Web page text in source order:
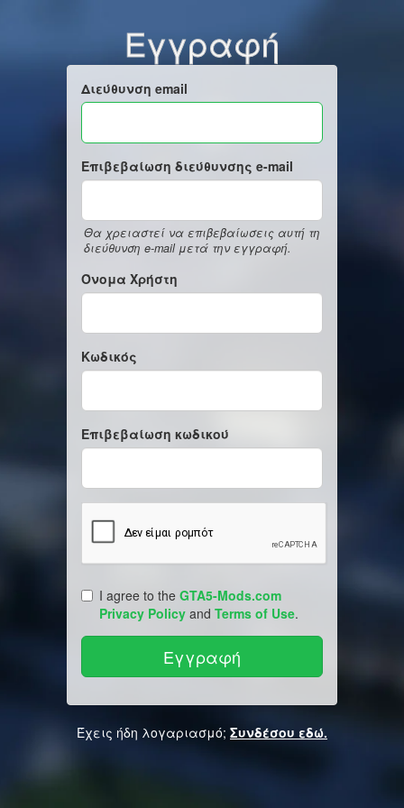
Εγγραφή
Διεύθυνση email
Επιβεβαίωση διεύθυνσης e-mail
Θα χρειαστεί να επιβεβαίωσεις αυτή τη
διεύθυνση e-mail μετά την εγγραφή.
Όνομα Χρήστη
Κωδικός
Επιβεβαίωση κωδικού
I agree to the GTA5-Mods.com
Privacy Policy and Terms of Use.
Έχεις ήδη λογαριασμό; Συνδέσου εδώ.